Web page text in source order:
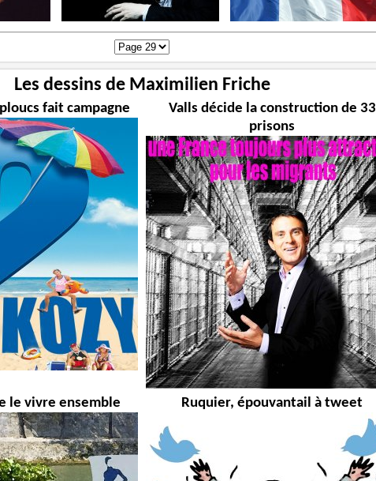
Les dessins de Maximilien Friche
fait campagne
Valls décide la construction de 33
prisons
le vivre ensemble Ruquier, épouvantail à tweet